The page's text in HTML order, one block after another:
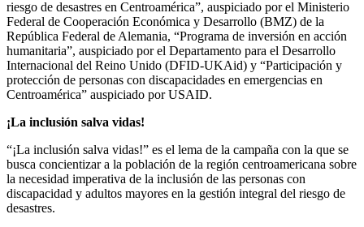
riesgo de desastres en Centroamérica”, auspiciado por el Ministerio
Federal de Cooperación Económica y Desarrollo (BMZ) de la
República Federal de Alemania, “Programa de inversión en acción
humanitaria”, auspiciado por el Departamento para el Desarrollo
Internacional del Reino Unido (DFID-UKAid) y “Participación y
protección de personas con discapacidades en emergencias en
Centroamérica” auspiciado por USAID.
¡La inclusión salva vidas!
“¡La inclusión salva vidas!” es el lema de la campaña con la que se
busca concientizar a la población de la región centroamericana sobre
la necesidad imperativa de la inclusión de las personas con
discapacidad y adultos mayores en la gestión integral del riesgo de
desastres.